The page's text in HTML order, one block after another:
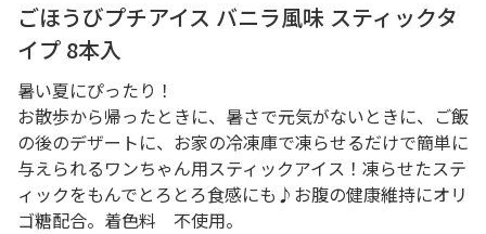
ごほうびプチアイス バニラ風味 スティックタ
イプ 8本入
暑い夏にぴったり！
お散歩から帰ったときに、暑さで元気がないときに、ご飯
の後のデザートに、お家の冷凍庫で凍らせるだけで簡単に
与えられるワンちゃん用スティックアイス！凍らせたステ
ィックをもんでとろとろ食感にも♪お腹の健康維持にオリ
ゴ糖配合。着色料 不使用。